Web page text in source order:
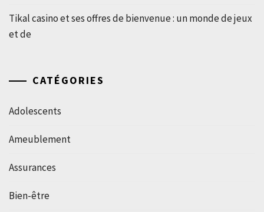
Tikal casino et ses offres de bienvenue : un monde de jeux
et de
CATÉGORIES
Adolescents
Ameublement
Assurances
Bien-être